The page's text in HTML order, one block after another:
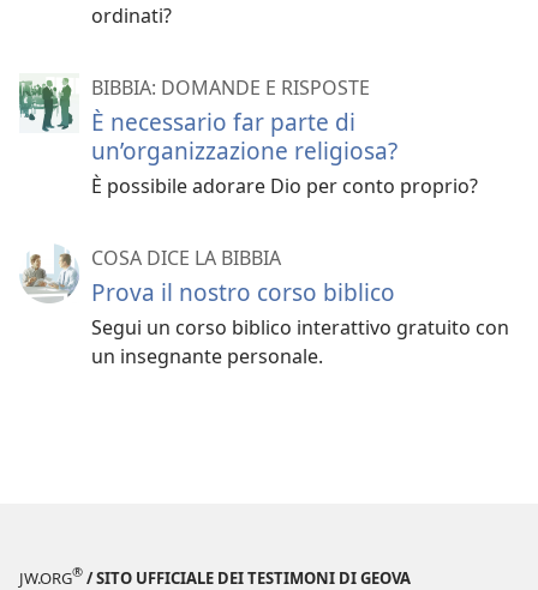
ordinati?
BIBBIA: DOMANDE E RISPOSTE
È necessario far parte di
un’organizzazione religiosa?
È possibile adorare Dio per conto proprio?
COSA DICE LA BIBBIA
Prova il nostro corso biblico
Segui un corso biblico interattivo gratuito con
un insegnante personale.
JW.ORG® / SITO UFFICIALE DEI TESTIMONI DI GEOVA